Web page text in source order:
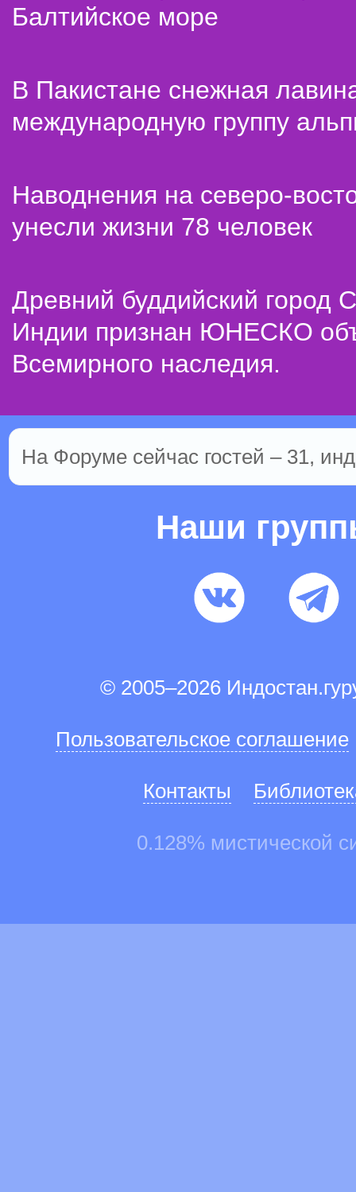
Балтийское море
В Пакистане снежная
международную группу
Наводнения на северо-
унесли жизни 78 человек
Древний буддийский город
Индии признан ЮНЕСКО
Всемирного наследия.
На Форуме сейчас гостей – 31,
Наши
© 2005–2026
Пользовательское соглашение
Контакты
0.128% мистической